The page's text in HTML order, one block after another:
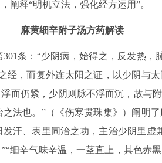
阐释“明机立法，强化经方运用”。
麻黄细辛附子汤方药解读
条：“少阴病，始得之，反发热，
经，而复外连太阳之证，以少阴与
而仍紧，少阴则脉不浮而沉，故与
法也。”（《伤寒贯珠集》）阐明
汗、表里同治之功，主治少阴里虚
细辛气味辛温，一茎直上，其色赤